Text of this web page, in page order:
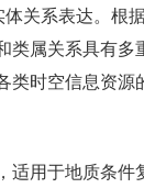
关系表达。根
类属关系具有
类时空信息资
适用于地质条